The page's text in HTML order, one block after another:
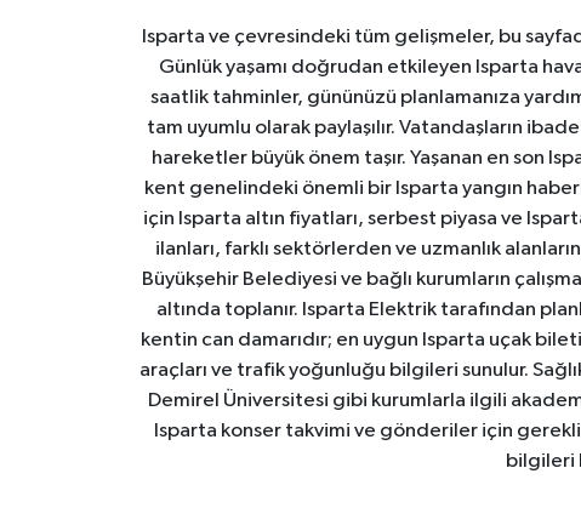
Isparta ve çevresindeki tüm gelişmeler, bu
Günlük yaşamı doğrudan etkileyen Isparta
saatlik tahminler, gününüzü planlamanıza
tam uyumlu olarak paylaşılır. Vatandaşların
hareketler büyük önem taşır. Yaşanan en son
kent genelindeki önemli bir Isparta yangın
için Isparta altın fiyatları, serbest piyasa ve
ilanları, farklı sektörlerden ve uzmanlık
Büyükşehir Belediyesi ve bağlı kurumların
altında toplanır. Isparta Elektrik tarafından
kentin can damarıdır; en uygun Isparta uçak
araçları ve trafik yoğunluğu bilgileri sunulur.
Demirel Üniversitesi gibi kurumlarla ilgili
Isparta konser takvimi ve gönderiler için
bilgileri